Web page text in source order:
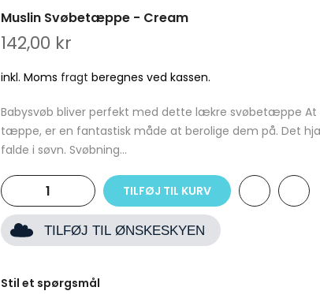
Muslin Svøbetæppe - Cream
142,00 kr
inkl. Moms fragt beregnes ved kassen.
Babysvøb bliver perfekt med dette lækre svøbetæppe At
tæppe, er en fantastisk måde at berolige dem på. Det
falde i søvn. Svøbning...
TILFØJ TIL KURV
TILFØJ TIL ØNSKESKYEN
Stil et spørgsmål